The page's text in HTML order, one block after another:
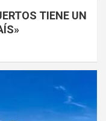
TIENE UN